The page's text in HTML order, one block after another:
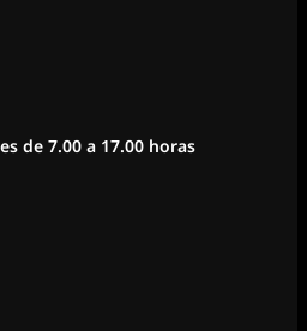
de 7.00 a 17.00 horas